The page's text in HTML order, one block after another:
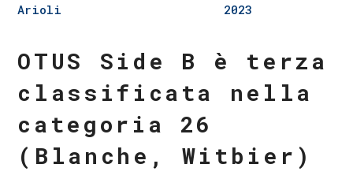
Arioli
2023
OTUS Side B è terza
classificata nella
categoria 26
(Blanche, Witbier)